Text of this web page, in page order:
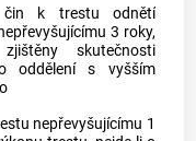
k trestu odnětí
3 roky,
skutečnosti
oddělení s vyšším
nepřevyšujícímu 1